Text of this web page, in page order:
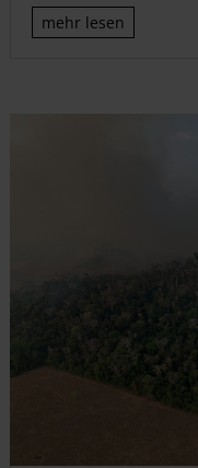
mehr lesen